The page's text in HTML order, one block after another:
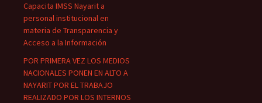
Capacita IMSS Nayarit a
personal institucional en
materia de Transparencia y
Acceso a la Información
POR PRIMERA VEZ LOS MEDIOS
NACIONALES PONEN EN ALTO A
NAYARIT POR EL TRABAJO
REALIZADO POR LOS INTERNOS